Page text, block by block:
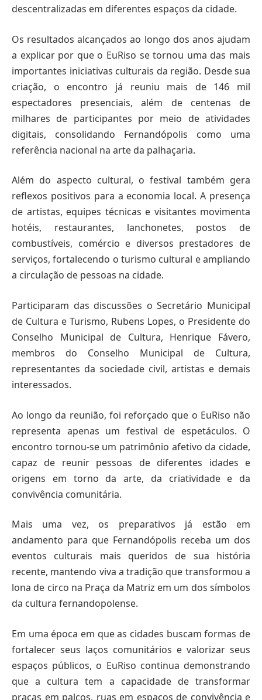
descentralizadas em diferentes espaços da cidade.
Os resultados alcançados ao longo dos anos ajudam
a explicar por que o EuRiso se tornou uma das mais
importantes iniciativas culturais da região. Desde sua
criação, o encontro já reuniu mais de 146 mil
espectadores presenciais, além de centenas de
milhares de participantes por meio de atividades
digitais, consolidando Fernandópolis como uma
referência nacional na arte da palhaçaria.
Além do aspecto cultural, o festival também gera
reflexos positivos para a economia local. A presença
de artistas, equipes técnicas e visitantes movimenta
hotéis, restaurantes, lanchonetes, postos de
combustíveis, comércio e diversos prestadores de
serviços, fortalecendo o turismo cultural e ampliando
a circulação de pessoas na cidade.
Participaram das discussões o Secretário Municipal
de Cultura e Turismo, Rubens Lopes, o Presidente do
Conselho Municipal de Cultura, Henrique Fávero,
membros do Conselho Municipal de Cultura,
representantes da sociedade civil, artistas e demais
interessados.
Ao longo da reunião, foi reforçado que o EuRiso não
representa apenas um festival de espetáculos. O
encontro tornou-se um patrimônio afetivo da cidade,
capaz de reunir pessoas de diferentes idades e
origens em torno da arte, da criatividade e da
convivência comunitária.
Mais uma vez, os preparativos já estão em
andamento para que Fernandópolis receba um dos
eventos culturais mais queridos de sua história
recente, mantendo viva a tradição que transformou a
lona de circo na Praça da Matriz em um dos símbolos
da cultura fernandopolense.
Em uma época em que as cidades buscam formas de
fortalecer seus laços comunitários e valorizar seus
espaços públicos, o EuRiso continua demonstrando
que a cultura tem a capacidade de transformar
praças em palcos, ruas em espaços de convivência e